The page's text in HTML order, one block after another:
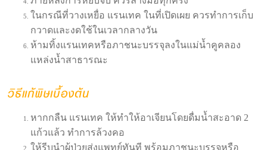
ในกรณีที่วางเหยื่อ แรนเทค ในที่เปิดเผย ควรทำการเก็บ
กวาดและงดใช้ในเวลากลางวัน
ห้ามทิ้งแรนเทคหรือภาชนะบรรจุลงในแม่น้ำคูคลอง
แหล่งน้ำสาธารณะ
หากกลืน แรนเทค ให้ทำให้อาเจียนโดยดื่มน้ำสะอาด 2
แก้วแล้ว ทำการล้วงคอ
ให้รีบนำผู้ป่วยส่งแพทย์ทันที พร้อมภาชนะบรรจุหรือ